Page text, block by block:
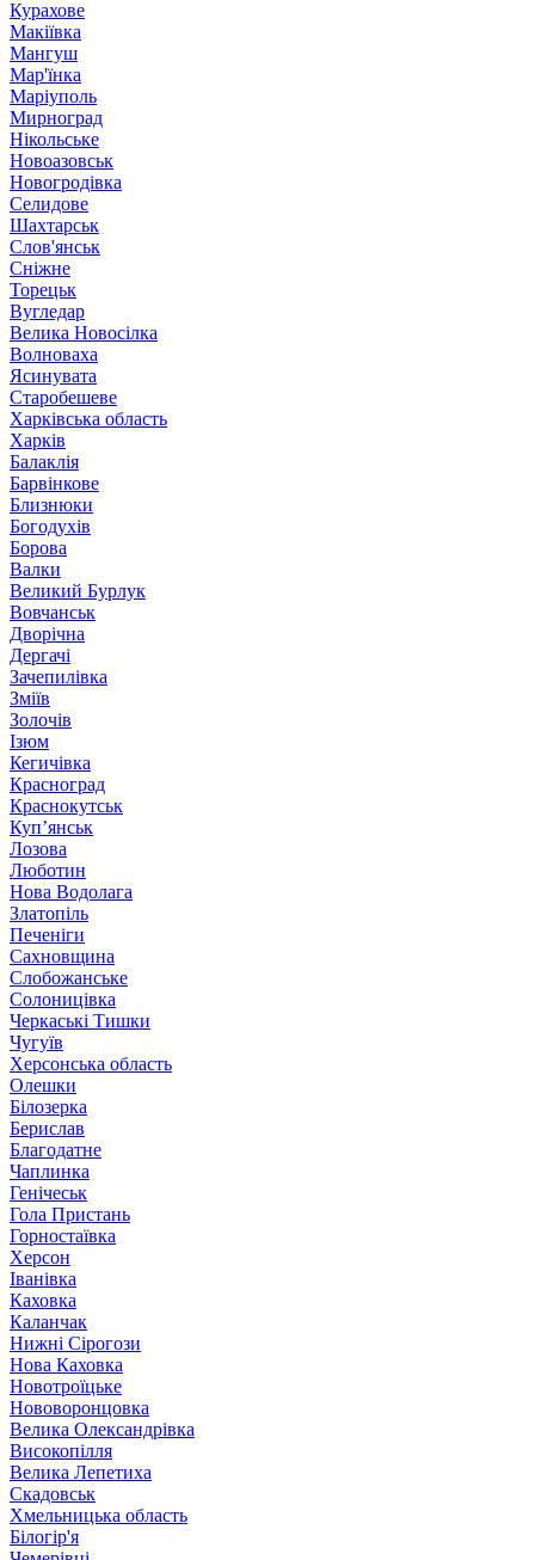
Курахове
Макіївка
Мангуш
Мар'їнка
Маріуполь
Мирноград
Нікольське
Новоазовськ
Новогродівка
Селидове
Шахтарськ
Слов'янськ
Сніжне
Торецьк
Вугледар
Велика Новосілка
Волноваха
Ясинувата
Старобешеве
Харківська область
Харків
Балаклія
Барвінкове
Близнюки
Богодухів
Борова
Валки
Великий Бурлук
Вовчанськ
Дворічна
Дергачі
Зачепилівка
Зміїв
Золочів
Ізюм
Кегичівка
Красноград
Краснокутськ
Куп’янськ
Лозова
Люботин
Нова Водолага
Златопіль
Печеніги
Сахновщина
Слобожанське
Солоницівка
Черкаські Тишки
Чугуїв
Херсонська область
Олешки
Білозерка
Берислав
Благодатне
Чаплинка
Генічеськ
Гола Пристань
Горностаївка
Херсон
Іванівка
Каховка
Каланчак
Нижні Сірогози
Нова Каховка
Новотроїцьке
Нововоронцовка
Велика Олександрівка
Високопілля
Велика Лепетиха
Скадовськ
Хмельницька область
Білогір'я